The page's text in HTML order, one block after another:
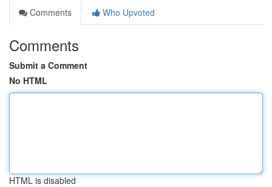
Comments
Who Upvoted
Comments
Submit a Comment
No HTML
HTML is disabled